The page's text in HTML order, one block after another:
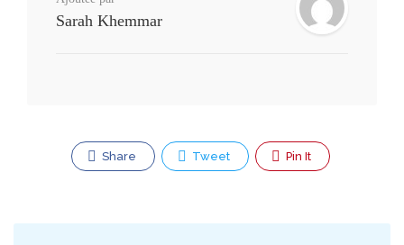
Sarah Khemmar
Share Tweet Pin It